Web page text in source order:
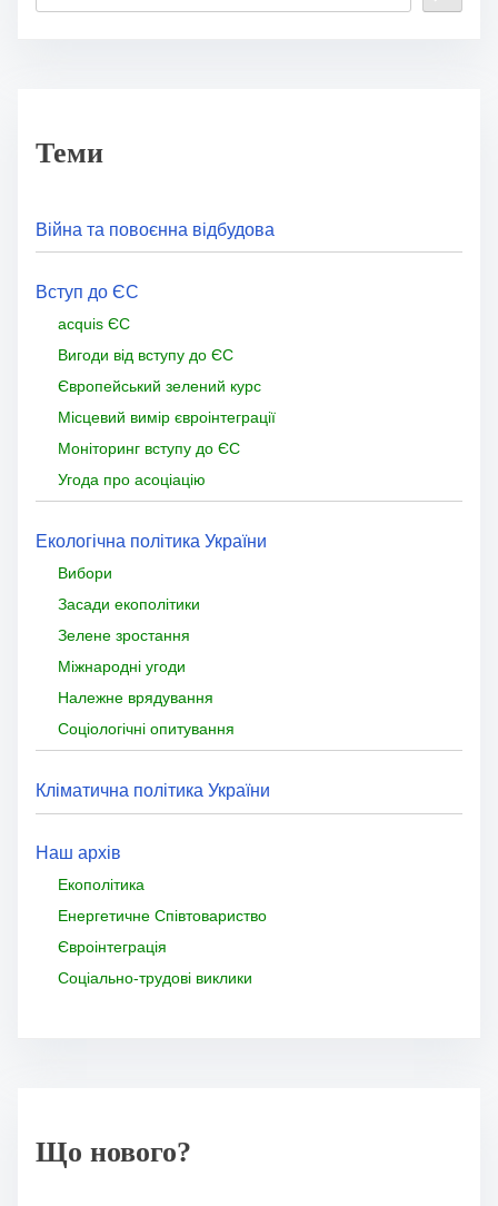
Теми
Війна та повоєнна відбудова
Вступ до ЄС
acquis ЄС
Вигоди від вступу до ЄС
Європейський зелений курс
Місцевий вимір євроінтеграції
Моніторинг вступу до ЄС
Угода про асоціацію
Екологічна політика України
Вибори
Засади екополітики
Зелене зростання
Міжнародні угоди
Належне врядування
Соціологічні опитування
Кліматична політика України
Наш архів
Екополітика
Енергетичне Співтовариство
Євроінтеграція
Соціально-трудові виклики
Що нового?